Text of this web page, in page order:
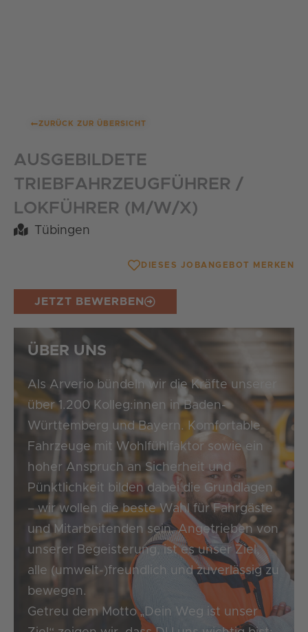
ZURÜCK ZUR ÜBERSICHT
AUSGEBILDETE
TRIEBFAHRZEUGFÜHRER /
LOKFÜHRER (M/W/X)
Tübingen
DIESES JOBANGEBOT MERKEN
JETZT BEWERBEN
ÜBER UNS
Als Arverio bündeln wir die Kräfte unserer
über 1.200 Kolleg:innen in Baden-
Württemberg und Bayern. Komfortable
Fahrzeuge mit Wohlfühlfaktor sowie ein
hoher Anspruch an Sicherheit und
Pünktlichkeit bilden dabei die Grundlagen
– wir wollen die beste Wahl für Fahrgäste
und Mitarbeitenden sein. Angetrieben von
unserer Begeisterung, ist es unser Ziel,
alle (umwelt-)freundlich und zuverlässig zu
bewegen.
Getreu dem Motto „Dein Weg ist unser